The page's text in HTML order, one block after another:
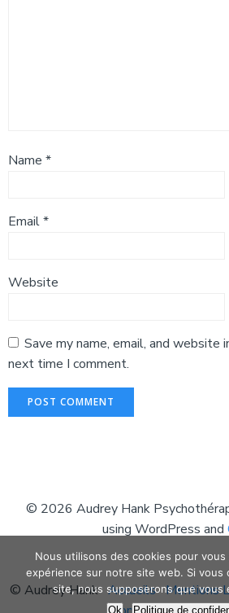
Name *
Email*
Website
Save my name, email, and website
next time I comment.
© 2026 Audrey Hank
using WordPress and
© Audrey HankAccueils Mentions
Nous utilisons des cookies pour vous
expérience sur notre site web. Si vous
site, nous supposerons que vous
Ok Politique de